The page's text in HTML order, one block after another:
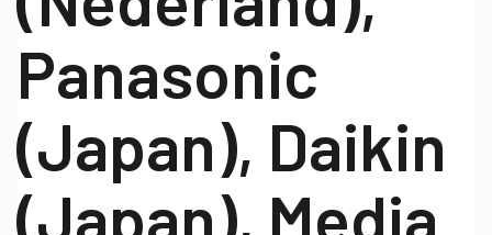
Panasonic
(Japan), Daikin
(Japan), Media